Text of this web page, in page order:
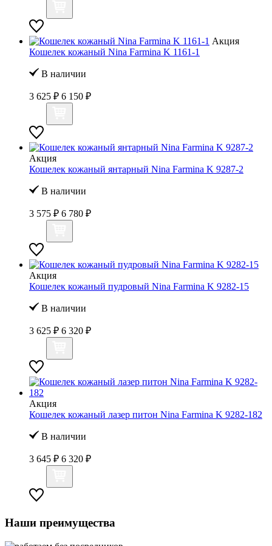
Акция
Кошелек кожаный Nina Farmina K 1161-1
В наличии
3 625 ₽ 6 150 ₽
Акция
Кошелек кожаный янтарный Nina Farmina K 9287-2
В наличии
3 575 ₽ 6 780 ₽
Акция
Кошелек кожаный пудровый Nina Farmina K 9282-15
В наличии
3 625 ₽ 6 320 ₽
Акция
Кошелек кожаный лазер питон Nina Farmina K 9282-182
В наличии
3 645 ₽ 6 320 ₽
Наши преимущества